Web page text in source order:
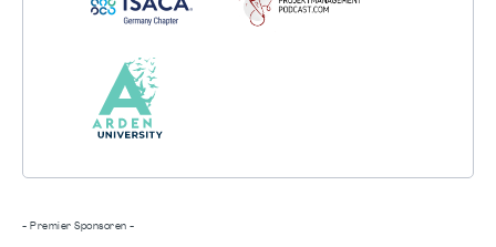
- Premier Sponsoren -